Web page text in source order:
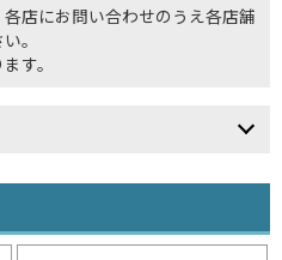
店にお問い合わせのうえ各店舗
。
す。